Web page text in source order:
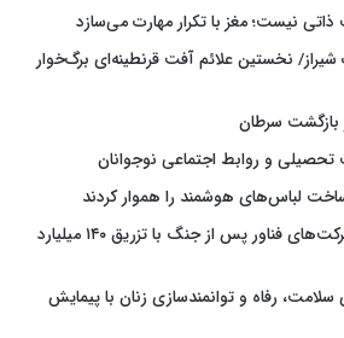
نیست؛ مغز با تکرار مهارت می‌سازد
نخستین علائم آفت قرنطینه‌ای برگ‌خوار
بازگشت سرطان
تحصیلی و روابط اجتماعی نوجوانان
لباس‌های هوشمند را هموار کردند
مهار موج تعدیل نیروی شرکت‌های فناور پس از جنگ با تزریق ۱۴۰ میلیارد
رفاه و توانمندسازی زنان با پیمایش